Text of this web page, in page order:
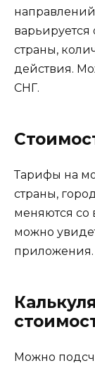
варьируется
страны,
действия.
СНГ.
Тарифы на
страны,
меняются со
можно
приложения.
Можно